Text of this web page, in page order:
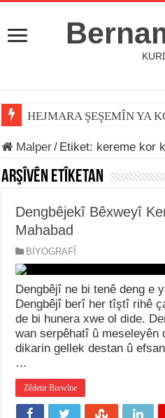
HEJMARA ŞEŞEMÎN YA
Malper/ Etiket: kereme kor
Arşîvên Etîketan
Dengbêjekî Bêxweyî
Mahabad
BİYOGRAFÎ
Dengbêjî ne bi tenê deng e
Dengbêjî berî her tîştî rihê
de bi hunera xwe ol dide.
wan serpêhatî û meseleyên
dikarin gellek destan û
…
Zêdetir Bixwîne